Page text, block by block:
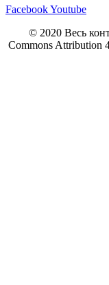
FacebookYoutube
© 2020 Весь
Commons Attribution